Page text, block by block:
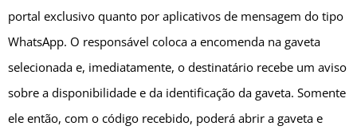
portal exclusivo quanto por aplicativos de mensagem do tipo
WhatsApp. O responsável coloca a encomenda na gaveta
selecionada e, imediatamente, o destinatário recebe um aviso
sobre a disponibilidade e da identificação da gaveta. Somente
ele então, com o código recebido, poderá abrir a gaveta e